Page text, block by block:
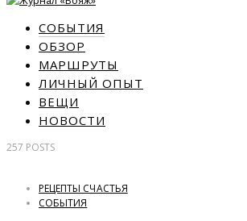
СОБЫТИЯ
ОБЗОР
МАРШРУТЫ
ЛИЧНЫЙ ОПЫТ
ВЕЩИ
НОВОСТИ
257 POSTS
РЕЦЕПТЫ СЧАСТЬЯ
СОБЫТИЯ